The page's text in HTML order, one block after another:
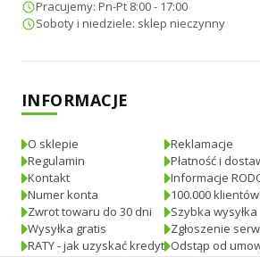
Pracujemy: Pn-Pt 8:00 - 17:00
Soboty i niedziele: sklep nieczynny
INFORMACJE
O sklepie
Regulamin
Kontakt
Numer konta
Zwrot towaru do 30 dni
Wysyłka gratis
RATY - jak uzyskać kredyt
Reklamacje
Płatność i
Informacje
100.000 klientów!
Szybka wysyłka
Zgłoszenie
Odstąp od